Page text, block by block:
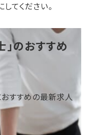
てください。
のおすすめ
すすめの最新求人